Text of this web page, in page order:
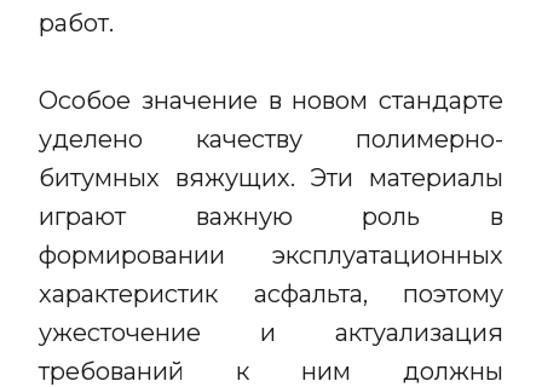
работ.
Особое значение в новом стандарте
уделено качеству полимерно-
битумных вяжущих. Эти материалы
играют важную роль в
формировании эксплуатационных
характеристик асфальта, поэтому
ужесточение и актуализация
требований к ним должны